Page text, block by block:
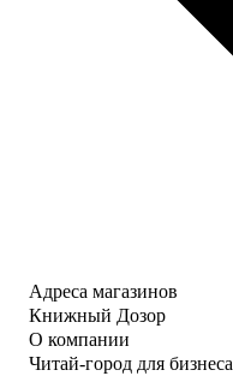
Адреса магазинов
Книжный Дозор
О компании
Читай-город для бизнеса